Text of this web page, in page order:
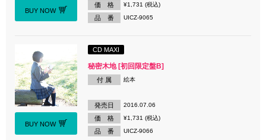
BUY NOW
価 格 ¥1,731 (税込)
品 番 UICZ-9065
BUY NOW
CD MAXI
秘密木地 [初回限定盤B]
付 属 絵本
発売日 2016.07.06
価 格 ¥1,731 (税込)
品 番 UICZ-9066